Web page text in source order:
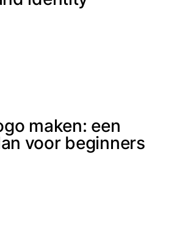
maken: een
voor beginners